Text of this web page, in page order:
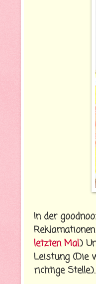
In der
letzten Mal.)
Leistung (Die
richtige Stelle.).